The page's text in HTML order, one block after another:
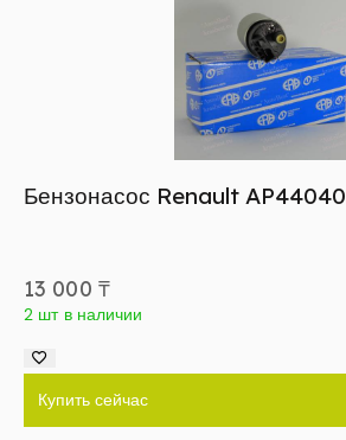
Бензонасос Renault AP44040
13 000 ₸
2 шт в наличии
Купить сейчас